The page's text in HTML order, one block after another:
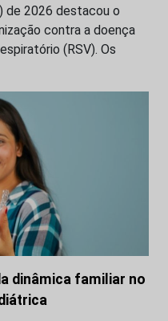
de 2026 destacou o
contra a doença
(RSV). Os
dinâmica familiar no